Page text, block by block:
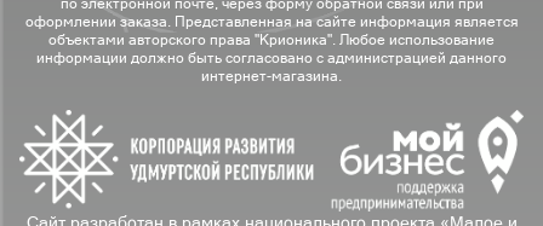
по электронной почте, через форму обратной связи или при
оформлении заказа. Представленная на сайте информация является
объектами авторского права "Крионика". Любое использование
информации должно быть согласовано с администрацией данного
интернет-магазина.